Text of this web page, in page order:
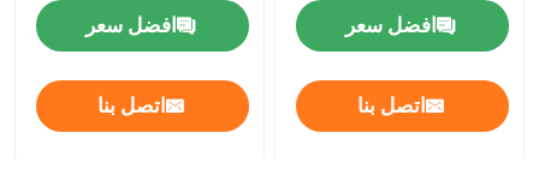
افضل سعر
اتصل بنا
افضل سعر
اتصل بنا